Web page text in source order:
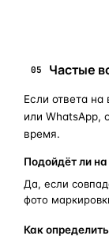
05 Частые
Если ответа
или WhatsApp,
время.
Подойдёт ли
Да, если
фото
Как